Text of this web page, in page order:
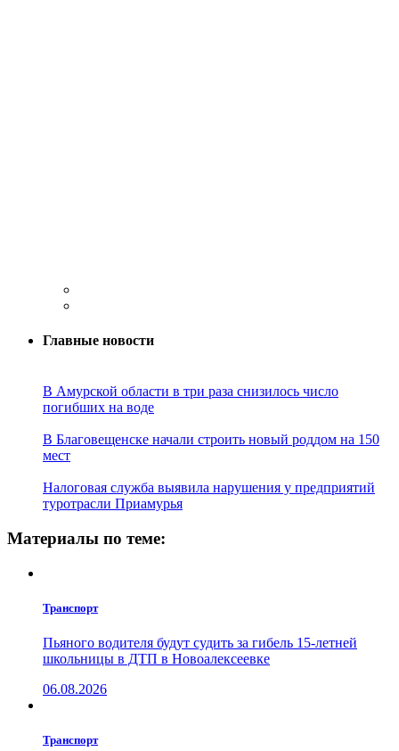
Главные новости
В Амурской области в три раза снизилось число
погибших на воде
В Благовещенске начали строить новый роддом на 150
мест
Налоговая служба выявила нарушения у предприятий
туротрасли Приамурья
Материалы по теме:
Транспорт
Пьяного водителя будут судить за гибель 15-летней
школьницы в ДТП в Новоалексеевке
06.08.2026
Транспорт